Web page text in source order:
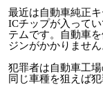
最近は自動車純正
ICチップが入って
テムです。自動車
ジンがかかりませ
犯罪者は自動車工
同じ車種を狙えば